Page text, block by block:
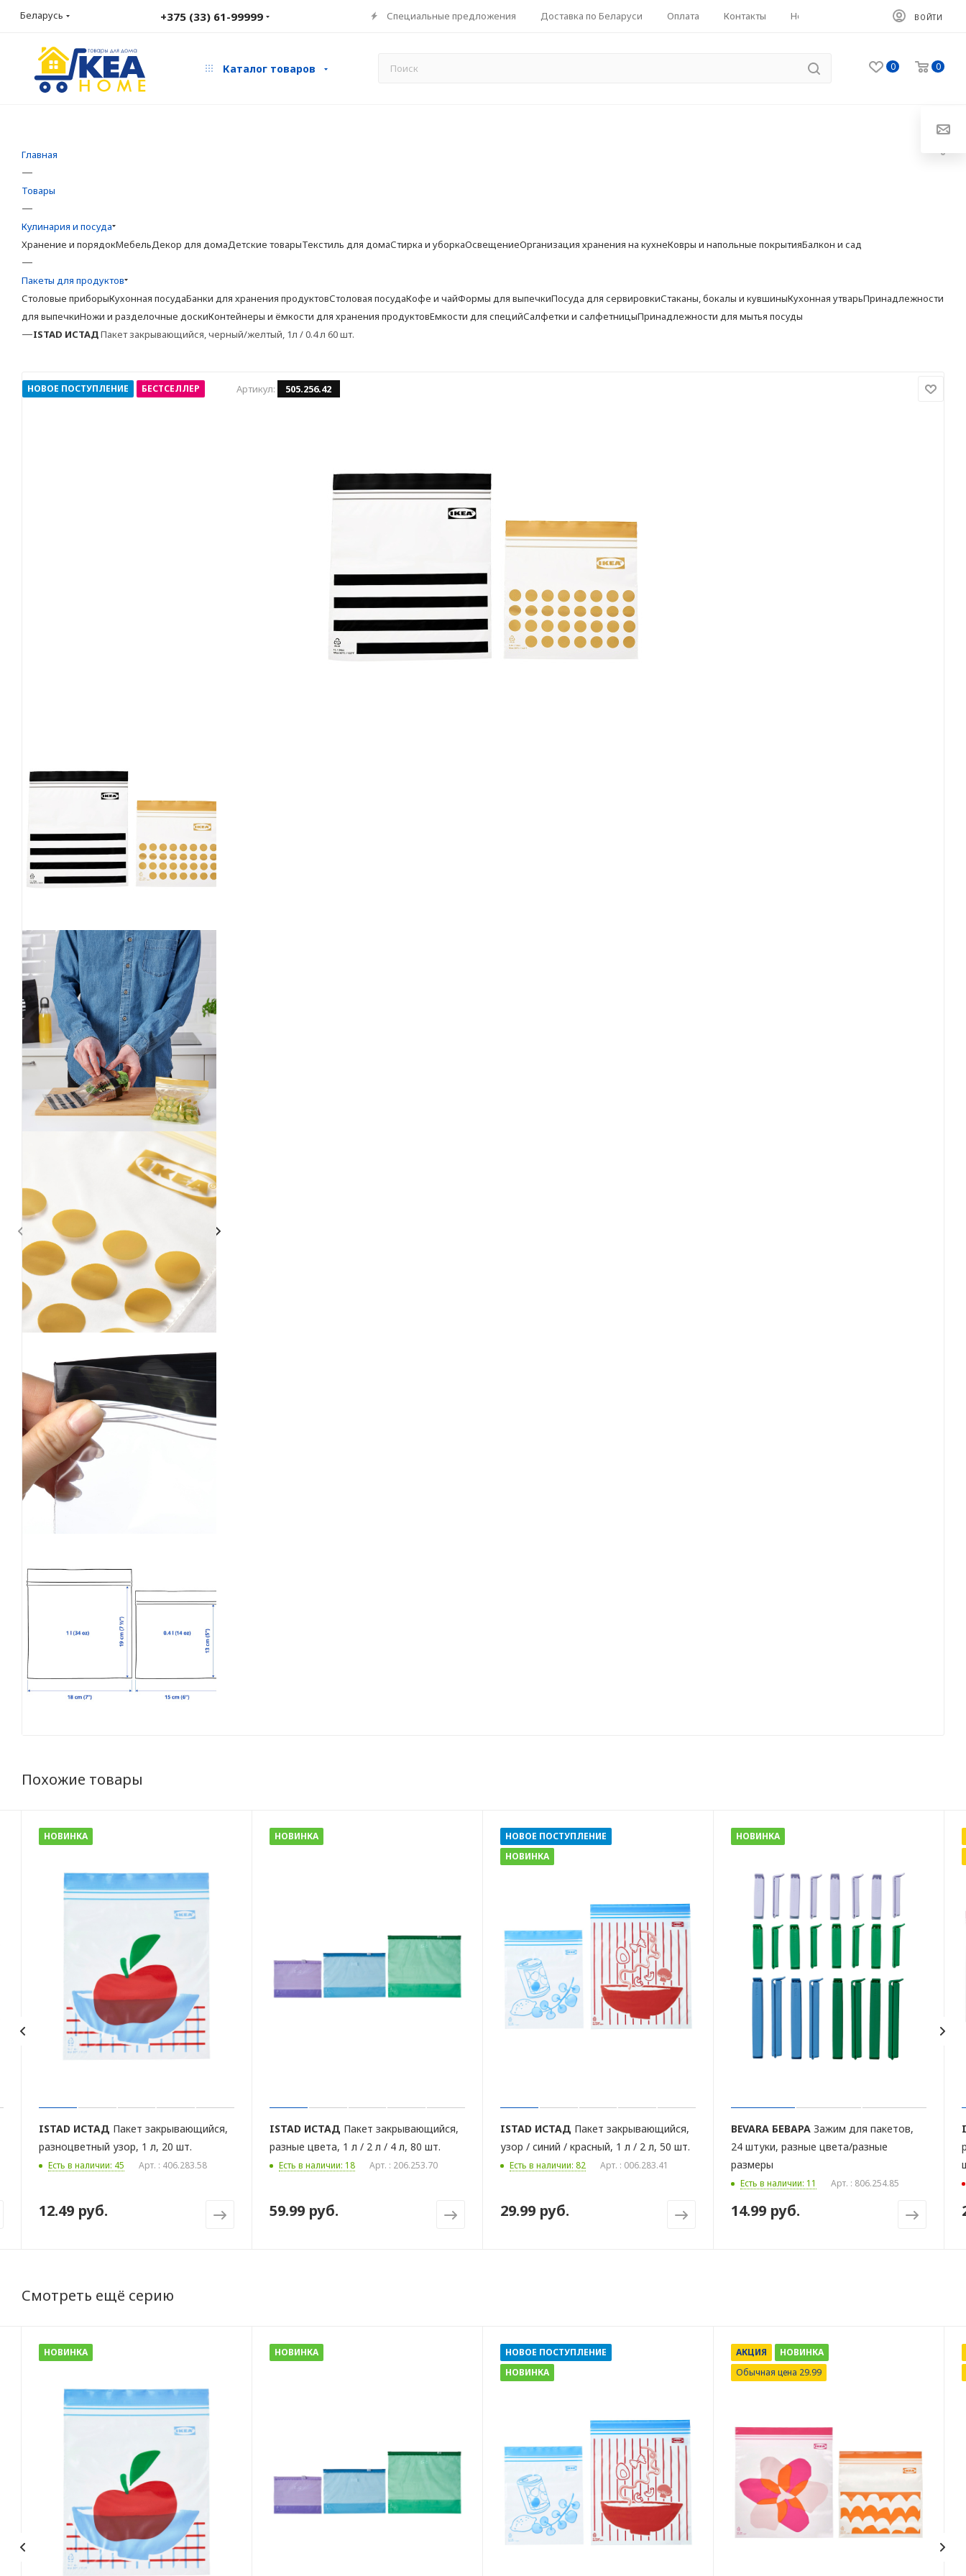
Беларусь +375 (33) 61-99999 Специальные предложения Доставка по Беларуси Оплата Контакты HoReCa ВОЙТИ
Каталог товаров 0 0
Главная
—
Товары
—
Кулинария и посуда
Хранение и порядокМебельДекор для домаДетские товарыТекстиль для домаСтирка и уборкаОсвещениеОрганизация хранения на кухнеКовры и напольные покрытияБалкон и сад
—
Пакеты для продуктов
Столовые приборыКухонная посудаБанки для хранения продуктовСтоловая посудаКофе и чайФормы для выпечкиПосуда для сервировкиСтаканы, бокалы и кувшиныКухонная утварьПринадлежности
для выпечкиНожи и разделочные доскиКонтейнеры и ёмкости для хранения продуктовЕмкости для специйСалфетки и салфетницыПринадлежности для мытья посуды
—ISTAD ИСТАДПакет закрывающийся, черный/желтый, 1л / 0.4 л 60 шт.
НОВОЕ ПОСТУПЛЕНИЕ БЕСТСЕЛЛЕР Артикул: 505.256.42
Похожие товары
НОВИНКА
ISTAD ИСТАД Пакет закрывающийся,
разноцветный узор, 1 л, 20 шт.
Есть в наличии: 45 Арт. : 406.283.58
12.49 руб.
НОВИНКА
ISTAD ИСТАД Пакет закрывающийся,
разные цвета, 1 л / 2 л / 4 л, 80 шт.
Есть в наличии: 18 Арт. : 206.253.70
59.99 руб.
НОВОЕ ПОСТУПЛЕНИЕ
НОВИНКА
ISTAD ИСТАД Пакет закрывающийся,
узор / синий / красный, 1 л / 2 л, 50 шт.
Есть в наличии: 82 Арт. : 006.283.41
29.99 руб.
НОВИНКА
BEVARA БЕВАРА Зажим для пакетов,
24 штуки, разные цвета/разные
размеры
Есть в наличии: 11 Арт. : 806.254.85
14.99 руб.
Смотреть ещё серию
НОВИНКА НОВИНКА
НОВОЕ ПОСТУПЛЕНИЕ
НОВИНКА
АКЦИЯ
НОВИНКА
Обычная цена 29.99